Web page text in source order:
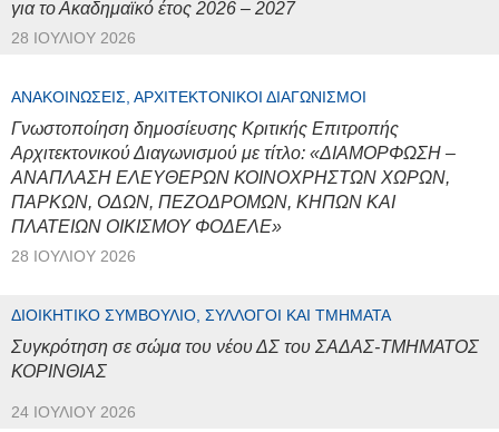
για το Ακαδημαϊκό έτος 2026 – 2027
28 ΙΟΥΛΊΟΥ 2026
ΑΝΑΚΟΙΝΏΣΕΙΣ, ΑΡΧΙΤΕΚΤΟΝΙΚΟΊ ΔΙΑΓΩΝΙΣΜΟΊ
Γνωστοποίηση δημοσίευσης Κριτικής Επιτροπής
Αρχιτεκτονικού Διαγωνισμού με τίτλο: «ΔΙΑΜΟΡΦΩΣΗ –
ΑΝΑΠΛΑΣΗ ΕΛΕΥΘΕΡΩΝ ΚΟΙΝΟΧΡΗΣΤΩΝ ΧΩΡΩΝ,
ΠΑΡΚΩΝ, ΟΔΩΝ, ΠΕΖΟΔΡΟΜΩΝ, ΚΗΠΩΝ ΚΑΙ
ΠΛΑΤΕΙΩΝ ΟΙΚΙΣΜΟΥ ΦΟΔΕΛΕ»
28 ΙΟΥΛΊΟΥ 2026
ΔΙΟΙΚΗΤΙΚΌ ΣΥΜΒΟΎΛΙΟ, ΣΎΛΛΟΓΟΙ ΚΑΙ ΤΜΉΜΑΤΑ
Συγκρότηση σε σώμα του νέου ΔΣ του ΣΑΔΑΣ-ΤΜΗΜΑΤΟΣ
ΚΟΡΙΝΘΙΑΣ
24 ΙΟΥΛΊΟΥ 2026